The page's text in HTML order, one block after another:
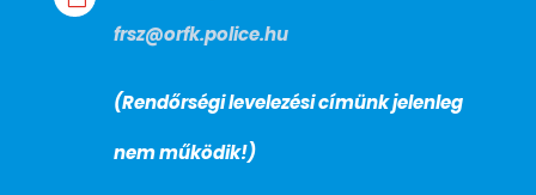
frsz@orfk.police.hu
(Rendőrségi levelezési címünk jelenleg
nem működik!)